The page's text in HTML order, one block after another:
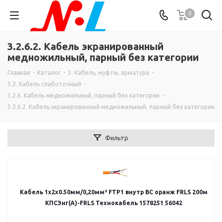
0
3.2.6.2. Кабель экранированный
медножильный, парный без категории
Главная - Каталог - 3. Кабель, муфты, арматура -
3.2. Кабель слаботочный -
3.2.6. Кабель медножильный, парный без категории -
3.2.6.2. Кабель экранированный медножильный, парный без категории
Фильтр
Кабель 1х2х0.50мм/0,20мм² FTP1 внутр BC оранж FRLS 200м
КПСЭнг(А)-FRLS Технокабель 1578251 56042